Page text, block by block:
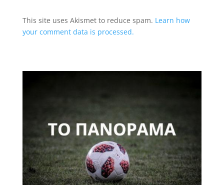
This site uses Akismet to reduce spam. Learn how
your comment data is processed.